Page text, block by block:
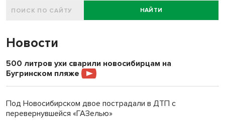
НАЙТИ
Новости
500 литров ухи сварили новосибирцам на
Бугринском пляже
Под Новосибирском двое пострадали в ДТП с
перевернувшейся «ГАЗелью»